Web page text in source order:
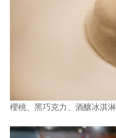
櫻桃、黑巧克力、酒釀冰淇淋